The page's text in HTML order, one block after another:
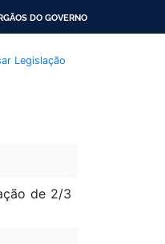
DO GOVERNO
Legislação
de 2/3